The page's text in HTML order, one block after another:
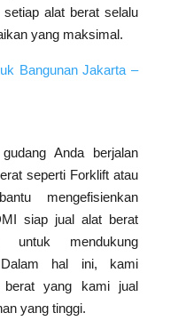
alat berat selalu
yang maksimal.
Bangunan Jakarta –
Anda berjalan
seperti Forklift atau
mengefisienkan
siap jual alat berat
untuk mendukung
Dalam hal ini, kami
berat yang kami jual
yang tinggi.